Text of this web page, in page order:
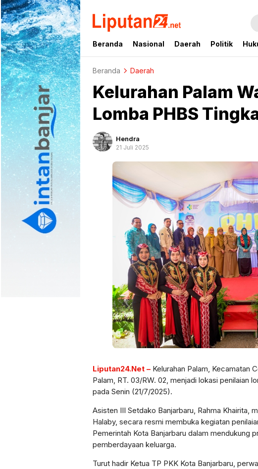
liputan24.net
Beranda Nasional Daerah Politik
Beranda Daerah
Kelurahan Palam
Lomba PHBS
Hendra
21 Juli 2025
Liputan24.Net – Kelurahan Palam, Kecamatan
Palam, RT. 03/RW. 02, menjadi lokasi penilaian
pada Senin (21/7/2025).
Asisten III Setdako Banjarbaru, Rahma Khairita,
Halaby, secara resmi membuka kegiatan
Pemerintah Kota Banjarbaru dalam mendukung
pemberdayaan keluarga.
Turut hadir Ketua TP PKK Kota Banjarbaru,